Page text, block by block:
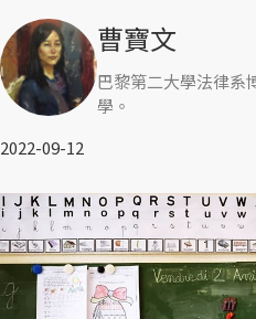
曹寶文
巴黎第二大學法律系
學。
2022-09-12